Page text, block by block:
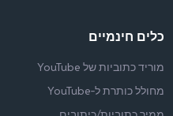
כלים חינמיים
מוריד כתוביות של YouTube
מחולל כותרת ל‑YouTube